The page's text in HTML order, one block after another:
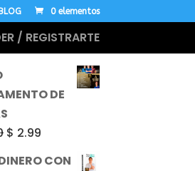
BLOG 0 elementos
/ REGISTRARTE
DE
El
$ 2.99
CON